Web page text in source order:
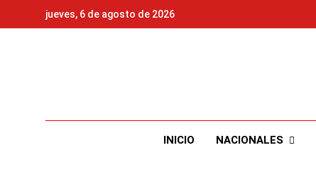
jueves, 6 de agosto de 2026
INICIO NACIONALES